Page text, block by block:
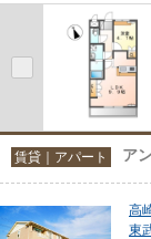
賃貸｜アパート ア
高
東